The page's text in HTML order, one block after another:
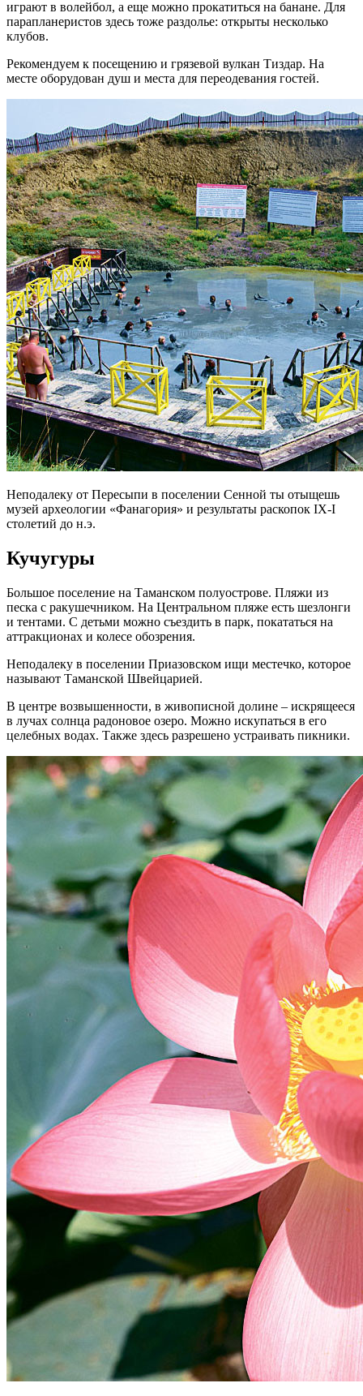
играют в волейбол, а еще можно прокатиться на банане. Для
парапланеристов здесь тоже раздолье: открыты несколько
клубов.
Рекомендуем к посещению и грязевой вулкан Тиздар. На
месте оборудован душ и места для переодевания гостей.
Неподалеку от Пересыпи в поселении Сенной ты отыщешь
музей археологии «Фанагория» и результаты раскопок IX-I
столетий до н.э.
Кучугуры
Большое поселение на Таманском полуострове. Пляжи из
песка с ракушечником. На Центральном пляже есть шезлонги
и тентами. С детьми можно съездить в парк, покататься на
аттракционах и колесе обозрения.
Неподалеку в поселении Приазовском ищи местечко, которое
называют Таманской Швейцарией.
В центре возвышенности, в живописной долине – искрящееся
в лучах солнца радоновое озеро. Можно искупаться в его
целебных водах. Также здесь разрешено устраивать пикники.